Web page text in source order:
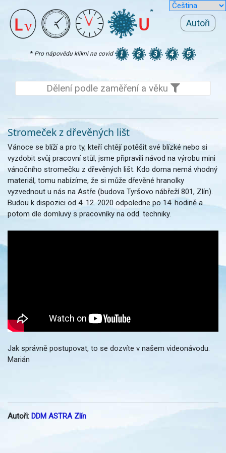
Autoři
* Pro nápovědu klikni na covid
Dělení podle zaměření a věku
Stromeček z dřevěných lišt
Vánoce se blíží a pro ty, kteří chtějí potěšit své blízké nebo si
vyzdobit svůj pracovní stůl, jsme připravili návod na výrobu mini
vánočního stromečku z dřevěných lišt. Kdo doma nemá vhodný
materiál, tomu nabízíme, že si může dřevěné hranolky
vyzvednout u nás na Astře (budova Tyršovo nábřeží 801, Zlín).
Budou k dispozici od 4. 12. 2020 odpoledne po 14. hodině a
potom dle domluvy s pracovníky na odd. techniky.
Jak správně postupovat, to se dozvíte v našem videonávodu.
Marián
Autoři: DDM ASTRA Zlín